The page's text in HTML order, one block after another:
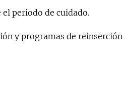
periodo de cuidado.
y programas de reinserción